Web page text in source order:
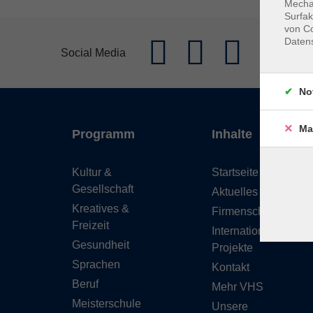
Social Media
Programm
Kultur &
Gesellschaft
Kreatives &
Freizeit
Gesundheit
Sprachen
Beruf
Meisterschule
Inhalte
Startseite
Aktuelles
Firmenschulungen
Internationale
Projekte
Kontakt
Mehr VHS
Unsere
von